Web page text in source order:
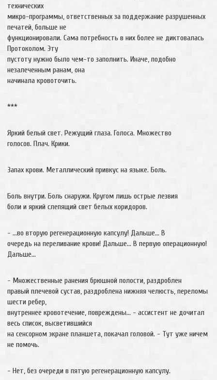
технических
микро-программы, ответственных за поддержание разрушенных
печатей, больше не
функционировали. Сама потребность в них более не диктовалась
Протоколом. Эту
пустоту нужно было чем-то заполнить. Иначе, подобно
незалеченным ранам, она
начинала кровоточить.
***
Яркий белый свет. Режущий глаза. Голоса. Множество
голосов. Плач. Крики.
Запах крови. Металлический привкус на языке. Боль.
Боль внутри. Боль снаружи. Кругом лишь острые лезвия
боли и яркий слепящий свет белых коридоров.
- …во вторую регенерационную капсулу! Дальше… В
очередь на переливание крови! Дальше… В первую операционную!
Дальше…
- Множественные ранения брюшной полости, раздроблен
правый плечевой сустав, раздроблена нижняя челюсть, переломы
шести ребер,
внутреннее кровотечение, повреждены… - ассистент не дочитал
весь список, высветившийся
на сенсорном экране планшета, покачал головой. - Тут уже ничем
не помочь.
- Нет, без очереди в пятую регенерационную капсулу.